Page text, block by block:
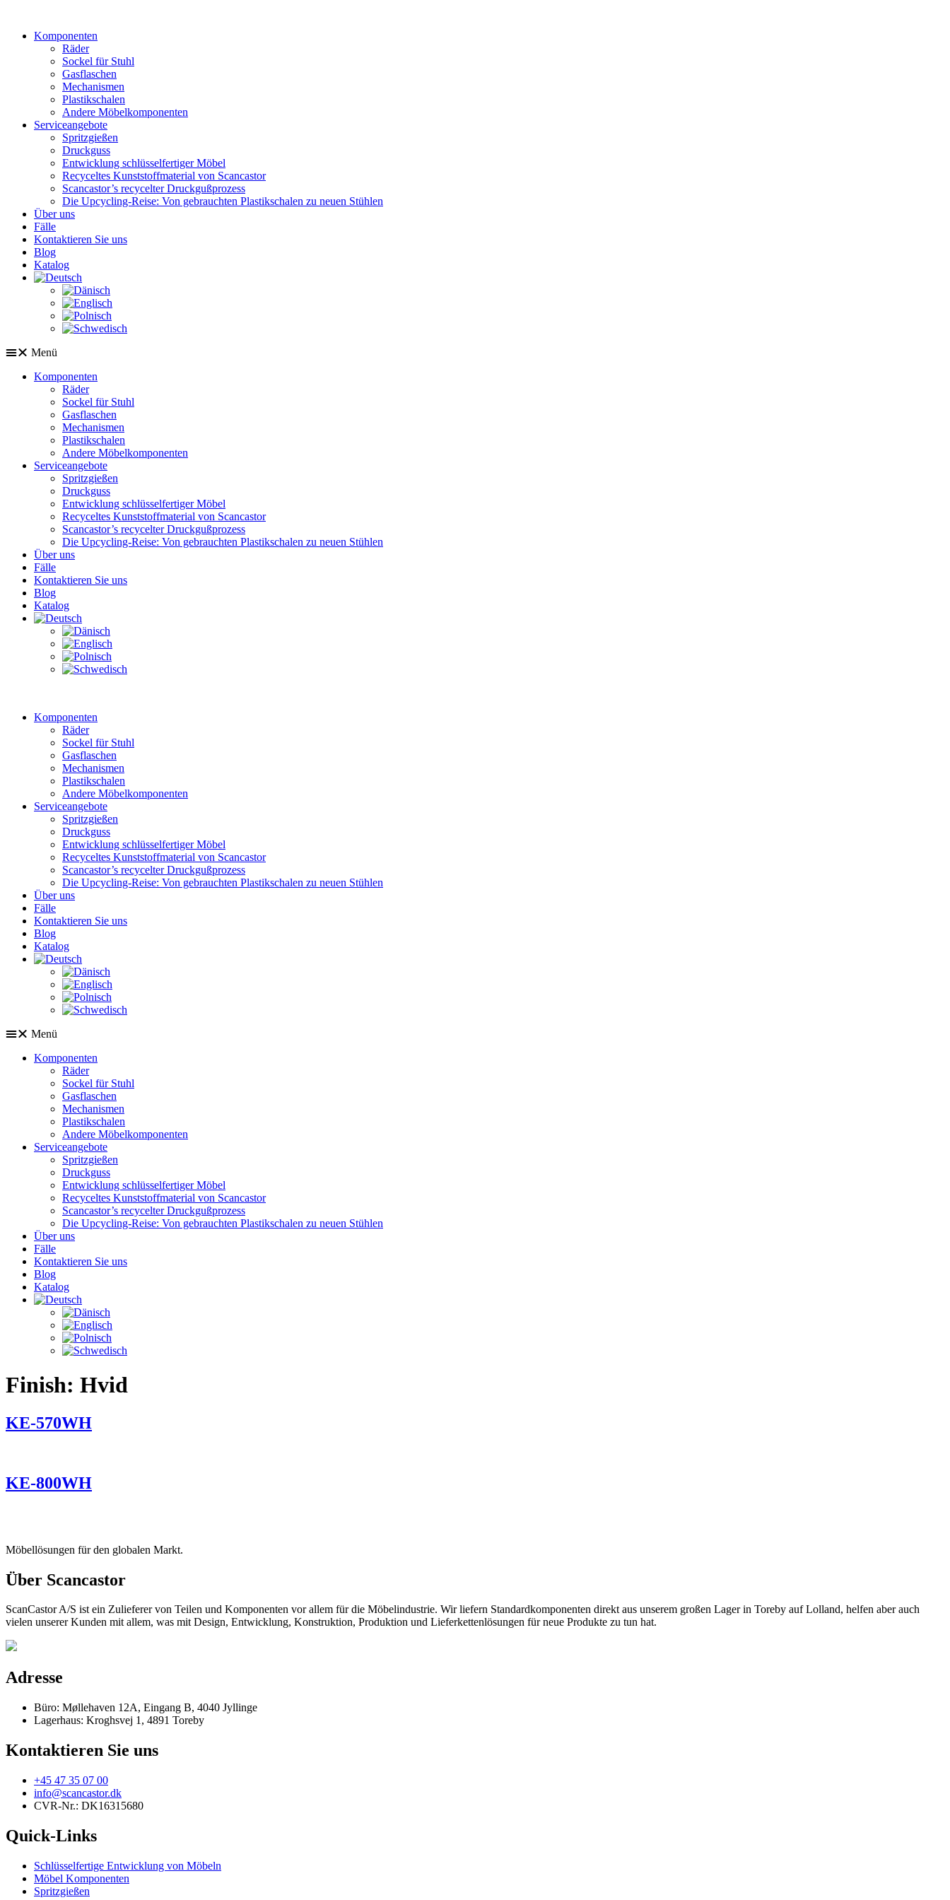
wechselnKomponenten
Räder
Sockel für Stuhl
Gasflaschen
Mechanismen
Plastikschalen
Andere Möbelkomponenten
Serviceangebote
Spritzgießen
Druckguss
Entwicklung schlüsselfertiger Möbel
Recyceltes Kunststoffmaterial von Scancastor
Scancastor’s recycelter Druckgußprozess
Die Upcycling-Reise: Von gebrauchten Plastikschalen zu neuen Stühlen
Über uns
Fälle
Kontaktieren Sie uns
Blog
Katalog
Menü
Komponenten
Räder
Sockel für Stuhl
Gasflaschen
Mechanismen
Plastikschalen
Andere Möbelkomponenten
Serviceangebote
Spritzgießen
Druckguss
Entwicklung schlüsselfertiger Möbel
Recyceltes Kunststoffmaterial von Scancastor
Scancastor’s recycelter Druckgußprozess
Die Upcycling-Reise: Von gebrauchten Plastikschalen zu neuen Stühlen
Über uns
Fälle
Kontaktieren Sie uns
Blog
Katalog
Komponenten
Räder
Sockel für Stuhl
Gasflaschen
Mechanismen
Plastikschalen
Andere Möbelkomponenten
Serviceangebote
Spritzgießen
Druckguss
Entwicklung schlüsselfertiger Möbel
Recyceltes Kunststoffmaterial von Scancastor
Scancastor’s recycelter Druckgußprozess
Die Upcycling-Reise: Von gebrauchten Plastikschalen zu neuen Stühlen
Über uns
Fälle
Kontaktieren Sie uns
Blog
Katalog
Menü
Komponenten
Räder
Sockel für Stuhl
Gasflaschen
Mechanismen
Plastikschalen
Andere Möbelkomponenten
Serviceangebote
Spritzgießen
Druckguss
Entwicklung schlüsselfertiger Möbel
Recyceltes Kunststoffmaterial von Scancastor
Scancastor’s recycelter Druckgußprozess
Die Upcycling-Reise: Von gebrauchten Plastikschalen zu neuen Stühlen
Über uns
Fälle
Kontaktieren Sie uns
Blog
Katalog
Finish: Hvid
KE-570WH
KE-800WH
Möbellösungen für den globalen Markt.
Über Scancastor
ScanCastor A/S ist ein Zulieferer von Teilen und Komponenten vor allem für die Möbelindustrie. Wir liefern Standardkomponenten direkt aus unserem großen Lager in Toreby auf Lolland, helfen aber auch
vielen unserer Kunden mit allem, was mit Design, Entwicklung, Konstruktion, Produktion und Lieferkettenlösungen für neue Produkte zu tun hat.
Adresse
Büro: Møllehaven 12A, Eingang B, 4040 Jyllinge
Lagerhaus: Kroghsvej 1, 4891 Toreby
Kontaktieren Sie uns
+45 47 35 07 00
info@scancastor.dk
CVR-Nr.: DK16315680
Quick-Links
Schlüsselfertige Entwicklung von Möbeln
Möbel Komponenten
Spritzgießen